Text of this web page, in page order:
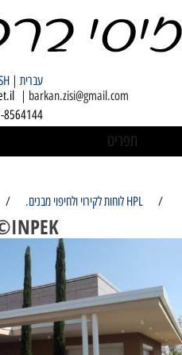
עברית |
| barkan.zisi@gmail.com
8564144
תפריט
/ HPL לוחות לקירוי ולחיפוי מבנים. /